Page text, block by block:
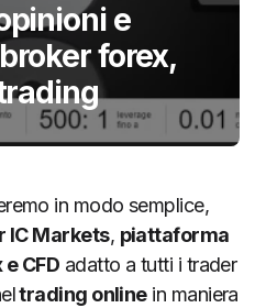
e
forex,
in modo semplice,
IC Markets, piattaforma
CFD adatto a tutti i trader
trading onlinein maniera